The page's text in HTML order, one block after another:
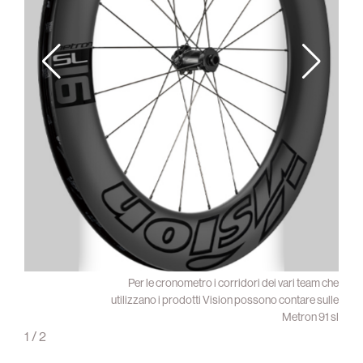
Per le cronometro i corridori dei vari team che
utilizzano i prodotti Vision possono contare sulle
Metron 91 sl
1 / 2